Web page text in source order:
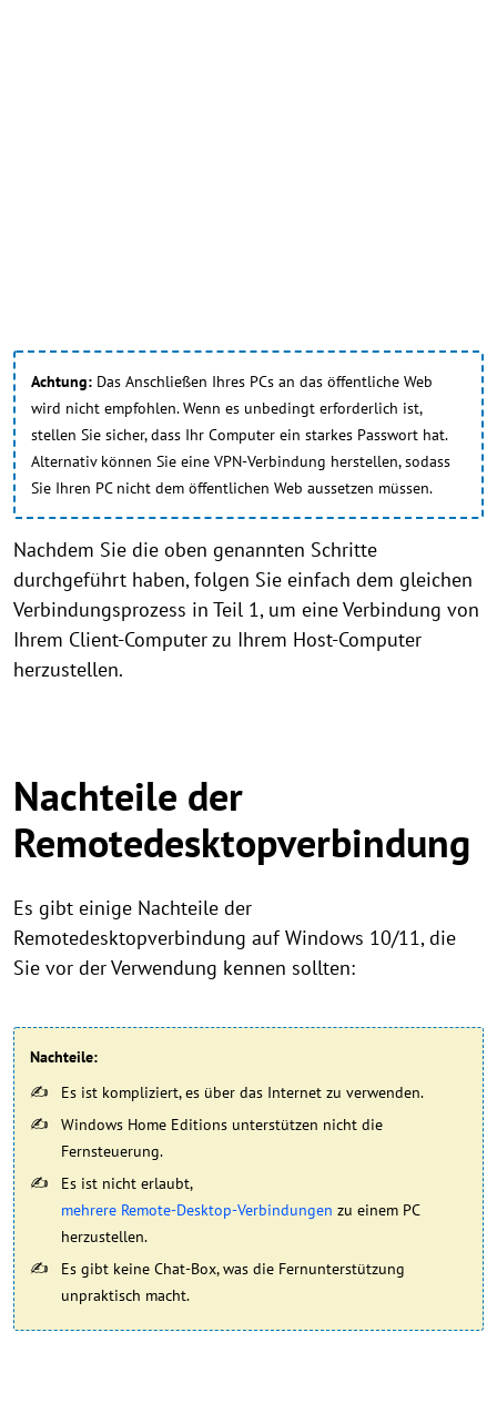
Achtung: Das Anschließen Ihres PCs an das öffentliche Web
wird nicht empfohlen. Wenn es unbedingt erforderlich ist,
stellen Sie sicher, dass Ihr Computer ein starkes Passwort hat.
Alternativ können Sie eine VPN-Verbindung herstellen, sodass
Sie Ihren PC nicht dem öffentlichen Web aussetzen müssen.
Nachdem Sie die oben genannten Schritte
durchgeführt haben, folgen Sie einfach dem gleichen
Verbindungsprozess in Teil 1, um eine Verbindung von
Ihrem Client-Computer zu Ihrem Host-Computer
herzustellen.
Nachteile der
Remotedesktopverbindung
Es gibt einige Nachteile der
Remotedesktopverbindung auf Windows 10/11, die
Sie vor der Verwendung kennen sollten:
Nachteile:
Es ist kompliziert, es über das Internet zu verwenden.
Windows Home Editions unterstützen nicht die
Fernsteuerung.
Es ist nicht erlaubt,
mehrere Remote-Desktop-Verbindungen zu einem PC
herzustellen.
Es gibt keine Chat-Box, was die Fernunterstützung
unpraktisch macht.